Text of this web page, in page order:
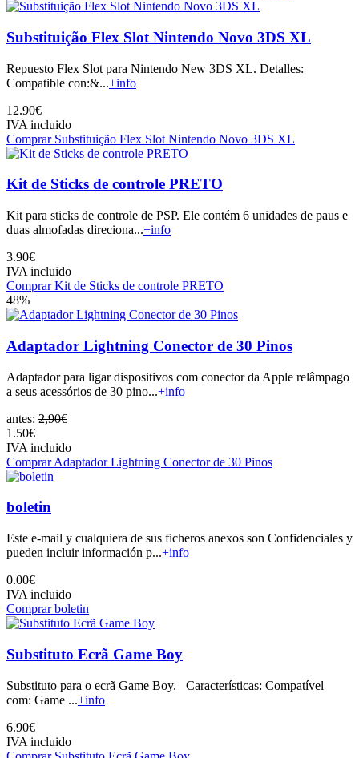
Substituição Flex Slot Nintendo Novo 3DS XL
Repuesto Flex Slot para Nintendo New 3DS XL. Detalles:
Compatible con:&...+info
12.90€
IVA incluido
Comprar Substituição Flex Slot Nintendo Novo 3DS XL
Kit de Sticks de controle PRETO
Kit para sticks de controle de PSP. Ele contém 6 ​​unidades de paus e
duas almofadas direciona...+info
3.90€
IVA incluido
Comprar Kit de Sticks de controle PRETO
48%
Adaptador Lightning Conector de 30 Pinos
Adaptador para ligar dispositivos com conector da Apple relâmpago
a seus acessórios de 30 pino...+info
antes: 2,90€
1.50€
IVA incluido
Comprar Adaptador Lightning Conector de 30 Pinos
boletin
Este e-mail y cualquiera de sus ficheros anexos son Confidenciales y
pueden incluir información p...+info
0.00€
IVA incluido
Comprar boletin
Substituto Ecrã Game Boy
Substituto para o ecrã Game Boy. Características: Compatível
com: Game ...+info
6.90€
IVA incluido